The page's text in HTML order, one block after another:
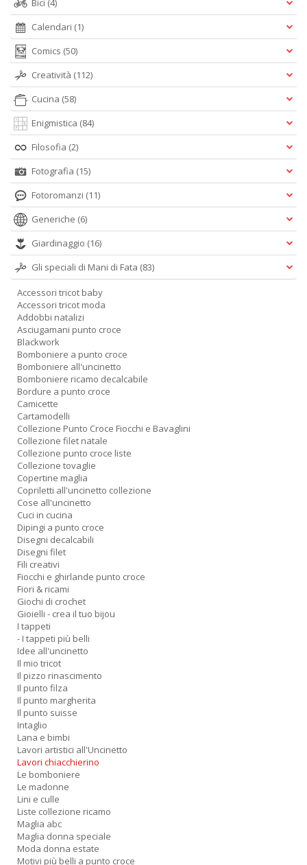
Bici (4)
Calendari (1)
Comics (50)
Creatività (112)
Cucina (58)
Enigmistica (84)
Filosofia (2)
Fotografia (15)
Fotoromanzi (11)
Generiche (6)
Giardinaggio (16)
Gli speciali di Mani di Fata (83)
Accessori tricot baby
Accessori tricot moda
Addobbi natalizi
Asciugamani punto croce
Blackwork
Bomboniere a punto croce
Bomboniere all'uncinetto
Bomboniere ricamo decalcabile
Bordure a punto croce
Camicette
Cartamodelli
Collezione Punto Croce Fiocchi e Bavaglini
Collezione filet natale
Collezione punto croce liste
Collezione tovaglie
Copertine maglia
Copriletti all'uncinetto collezione
Cose all'uncinetto
Cuci in cucina
Dipingi a punto croce
Disegni decalcabili
Disegni filet
Fili creativi
Fiocchi e ghirlande punto croce
Fiori & ricami
Giochi di crochet
Gioielli - crea il tuo bijou
I tappeti
- I tappeti più belli
Idee all'uncinetto
Il mio tricot
Il pizzo rinascimento
Il punto filza
Il punto margherita
Il punto suisse
Intaglio
Lana e bimbi
Lavori artistici all'Uncinetto
Lavori chiacchierino
Le bomboniere
Le madonne
Lini e culle
Liste collezione ricamo
Maglia abc
Maglia donna speciale
Moda donna estate
Motivi più belli a punto croce